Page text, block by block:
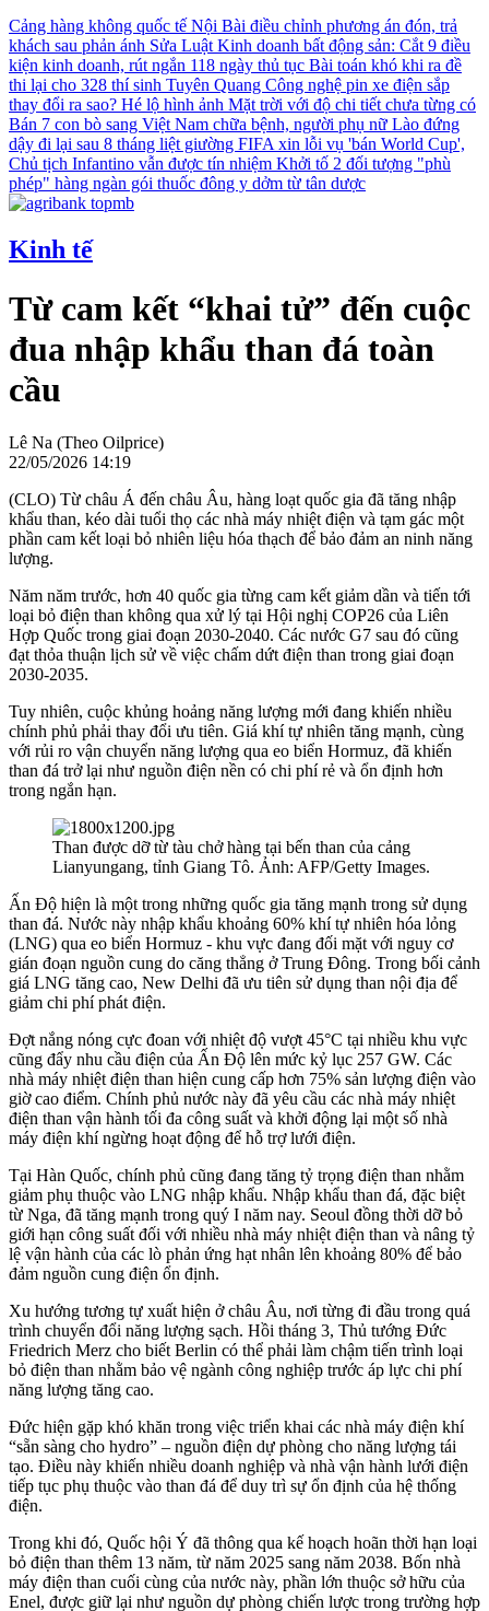
Cảng hàng không quốc tế Nội Bài điều chỉnh phương án đón, trả
khách sau phản ánh Sửa Luật Kinh doanh bất động sản: Cắt 9 điều
kiện kinh doanh, rút ngắn 118 ngày thủ tục Bài toán khó khi ra đề
thi lại cho 328 thí sinh Tuyên Quang Công nghệ pin xe điện sắp
thay đổi ra sao? Hé lộ hình ảnh Mặt trời với độ chi tiết chưa từng có
Bán 7 con bò sang Việt Nam chữa bệnh, người phụ nữ Lào đứng
dậy đi lại sau 8 tháng liệt giường FIFA xin lỗi vụ 'bán World Cup',
Chủ tịch Infantino vẫn được tín nhiệm Khởi tố 2 đối tượng "phù
phép" hàng ngàn gói thuốc đông y dởm từ tân dược
Kinh tế
Từ cam kết “khai tử” đến cuộc
đua nhập khẩu than đá toàn
cầu
Lê Na (Theo Oilprice)
22/05/2026 14:19
(CLO) Từ châu Á đến châu Âu, hàng loạt quốc gia đã tăng nhập
khẩu than, kéo dài tuổi thọ các nhà máy nhiệt điện và tạm gác một
phần cam kết loại bỏ nhiên liệu hóa thạch để bảo đảm an ninh năng
lượng.
Năm năm trước, hơn 40 quốc gia từng cam kết giảm dần và tiến tới
loại bỏ điện than không qua xử lý tại Hội nghị COP26 của Liên
Hợp Quốc trong giai đoạn 2030-2040. Các nước G7 sau đó cũng
đạt thỏa thuận lịch sử về việc chấm dứt điện than trong giai đoạn
2030-2035.
Tuy nhiên, cuộc khủng hoảng năng lượng mới đang khiến nhiều
chính phủ phải thay đổi ưu tiên. Giá khí tự nhiên tăng mạnh, cùng
với rủi ro vận chuyển năng lượng qua eo biển Hormuz, đã khiến
than đá trở lại như nguồn điện nền có chi phí rẻ và ổn định hơn
trong ngắn hạn.
Than được dỡ từ tàu chở hàng tại bến than của cảng
Lianyungang, tỉnh Giang Tô. Ảnh: AFP/Getty Images.
Ấn Độ hiện là một trong những quốc gia tăng mạnh trong sử dụng
than đá. Nước này nhập khẩu khoảng 60% khí tự nhiên hóa lỏng
(LNG) qua eo biển Hormuz - khu vực đang đối mặt với nguy cơ
gián đoạn nguồn cung do căng thẳng ở Trung Đông. Trong bối cảnh
giá LNG tăng cao, New Delhi đã ưu tiên sử dụng than nội địa để
giảm chi phí phát điện.
Đợt nắng nóng cực đoan với nhiệt độ vượt 45°C tại nhiều khu vực
cũng đẩy nhu cầu điện của Ấn Độ lên mức kỷ lục 257 GW. Các
nhà máy nhiệt điện than hiện cung cấp hơn 75% sản lượng điện vào
giờ cao điểm. Chính phủ nước này đã yêu cầu các nhà máy nhiệt
điện than vận hành tối đa công suất và khởi động lại một số nhà
máy điện khí ngừng hoạt động để hỗ trợ lưới điện.
Tại Hàn Quốc, chính phủ cũng đang tăng tỷ trọng điện than nhằm
giảm phụ thuộc vào LNG nhập khẩu. Nhập khẩu than đá, đặc biệt
từ Nga, đã tăng mạnh trong quý I năm nay. Seoul đồng thời dỡ bỏ
giới hạn công suất đối với nhiều nhà máy nhiệt điện than và nâng tỷ
lệ vận hành của các lò phản ứng hạt nhân lên khoảng 80% để bảo
đảm nguồn cung điện ổn định.
Xu hướng tương tự xuất hiện ở châu Âu, nơi từng đi đầu trong quá
trình chuyển đổi năng lượng sạch. Hồi tháng 3, Thủ tướng Đức
Friedrich Merz cho biết Berlin có thể phải làm chậm tiến trình loại
bỏ điện than nhằm bảo vệ ngành công nghiệp trước áp lực chi phí
năng lượng tăng cao.
Đức hiện gặp khó khăn trong việc triển khai các nhà máy điện khí
“sẵn sàng cho hydro” – nguồn điện dự phòng cho năng lượng tái
tạo. Điều này khiến nhiều doanh nghiệp và nhà vận hành lưới điện
tiếp tục phụ thuộc vào than đá để duy trì sự ổn định của hệ thống
điện.
Trong khi đó, Quốc hội Ý đã thông qua kế hoạch hoãn thời hạn loại
bỏ điện than thêm 13 năm, từ năm 2025 sang năm 2038. Bốn nhà
máy điện than cuối cùng của nước này, phần lớn thuộc sở hữu của
Enel, được giữ lại như nguồn dự phòng chiến lược trong trường hợp